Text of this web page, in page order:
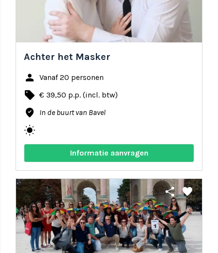
Achter het Masker
person Vanaf 20 personen
local_offer € 39,50 p.p. (incl. btw)
where_to_vote In de buurt van Bavel
wb_sunny
Informatie aanvragen
share favorite